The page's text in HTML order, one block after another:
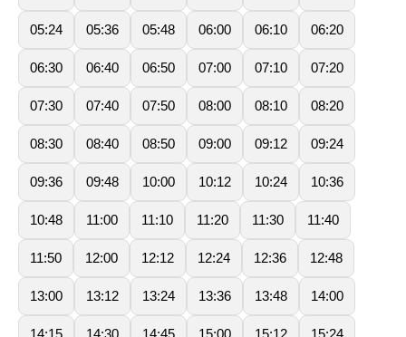
05:24 05:36 05:48 06:00 06:10 06:20
06:30 06:40 06:50 07:00 07:10 07:20
07:30 07:40 07:50 08:00 08:10 08:20
08:30 08:40 08:50 09:00 09:12 09:24
09:36 09:48 10:00 10:12 10:24 10:36
10:48 11:00 11:10 11:20 11:30 11:40
11:50 12:00 12:12 12:24 12:36 12:48
13:00 13:12 13:24 13:36 13:48 14:00
14:15 14:30 14:45 15:00 15:12 15:24